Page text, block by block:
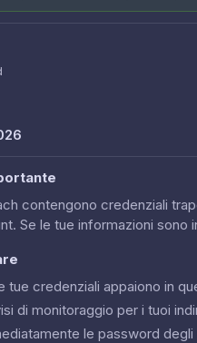
contengono credenziali
Se le tue informazioni
tue credenziali appaiono in
di monitoraggio per i tuoi
le password